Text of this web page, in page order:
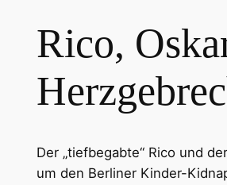
Rico,
Der „tiefbegabte“ Rico und
um den Berliner Kinder-